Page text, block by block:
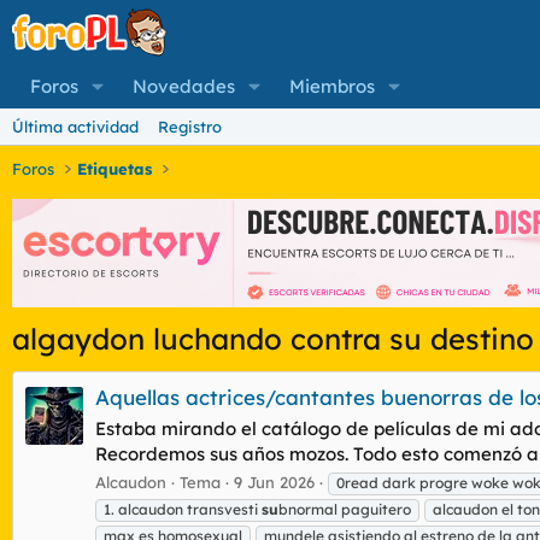
Foros Novedades Miembros
Última actividad Registro
Foros Etiquetas
algaydon luchando contra su destino
Aquellas actrices/cantantes buenorras de
Estaba mirando el catálogo de películas de mi
Recordemos sus años mozos. Todo esto
Alcaudon Tema 9 Jun 2026 0read dark progre woke
1. alcaudon transvesti subnormal paguitero alcaudon el
max es homosexual
mundele asistiendo al estreno de la